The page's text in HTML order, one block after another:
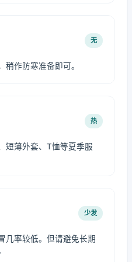
无
稍作防寒准备即可。
热
短薄外套、T恤等夏季服
少发
几率较低。但请避免长期